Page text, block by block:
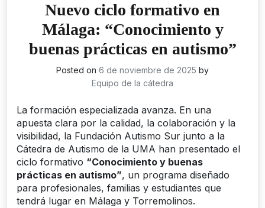
Nuevo ciclo formativo en
Málaga: “Conocimiento y
buenas prácticas en autismo”
Posted on 6 de noviembre de 2025 by
Equipo de la cátedra
La formación especializada avanza. En una
apuesta clara por la calidad, la colaboración y la
visibilidad, la Fundación Autismo Sur junto a la
Cátedra de Autismo de la UMA han presentado el
ciclo formativo “Conocimiento y buenas
prácticas en autismo”, un programa diseñado
para profesionales, familias y estudiantes que
tendrá lugar en Málaga y Torremolinos.